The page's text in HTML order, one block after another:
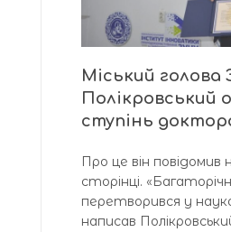
Міський
Полікровський
ступінь
Про це він повідомив
сторінці.
перетворився у
написав